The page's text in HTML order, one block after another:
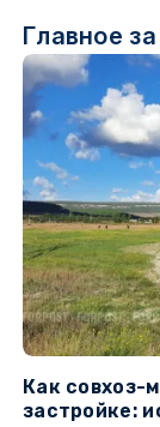
Главное
Как совхоз-
застройке: